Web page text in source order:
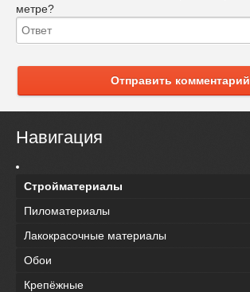
метре?
Отправить комментарий
Навигация
Стройматериалы
Пиломатериалы
Лакокрасочные материалы
Обои
Крепёжные